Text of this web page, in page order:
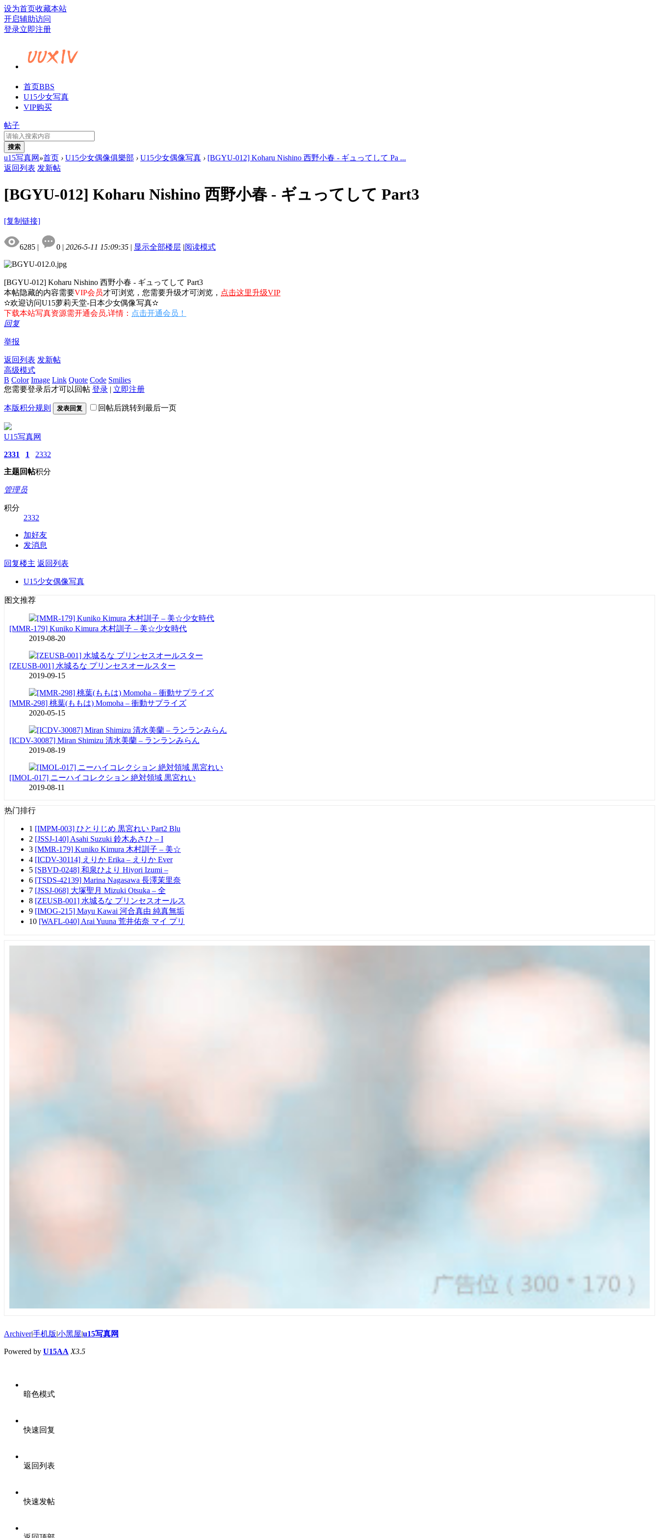
设为首页收藏本站
开启辅助访问
登录立即注册
首页BBS
U15少女写真
VIP购买
帖子
搜索
u15写真网 »首页 › U15少女偶像俱樂部 › U15少女偶像写真 › [BGYU-012] Koharu Nishino 西野小春 - ギュってして Pa ...
返回列表 发新帖
[BGYU-012] Koharu Nishino 西野小春 - ギュってして Part3
[复制链接]
6285 | 0 | 2026-5-11 15:09:35 | 显示全部楼层 |阅读模式
[BGYU-012] Koharu Nishino 西野小春 - ギュってして Part3
本帖隐藏的内容需要VIP会员才可浏览，您需要升级才可浏览， 点击这里升级VIP
✫欢迎访问U15萝莉天堂-日本少女偶像写真✫
下载本站写真资源需开通会员,详情： 点击开通会员！
回复
举报
返回列表 发新帖
高级模式
B Color Image Link Quote Code Smilies
您需要登录后才可以回帖 登录 | 立即注册
本版积分规则 发表回复 回帖后跳转到最后一页
U15写真网
2331
主题
1
回帖
2332
积分
管理员
积分
2332
加好友
发消息
回复楼主 返回列表
U15少女偶像写真
图文推荐
[MMR-179] Kuniko Kimura 木村訓子 – 美☆少女時代
2019-08-20
[ZEUSB-001] 水城るな プリンセスオールスター
2019-09-15
[MMR-298] 桃葉(ももは) Momoha – 衝動サプライズ
2020-05-15
[ICDV-30087] Miran Shimizu 清水美蘭 – ランランみらん
2019-08-19
[IMOL-017] ニーハイコレクション 絶対領域 黒宮れい
2019-08-11
热门排行
1 [IMPM-003] ひとりじめ 黒宮れい Part2 Blu
2 [JSSJ-140] Asahi Suzuki 鈴木あさひ – I
3 [MMR-179] Kuniko Kimura 木村訓子 – 美☆
4 [ICDV-30114] えりか Erika – えりか Ever
5 [SBVD-0248] 和泉ひより Hiyori Izumi –
6 [TSDS-42139] Marina Nagasawa 長澤茉里奈
7 [JSSJ-068] 大塚聖月 Mizuki Otsuka – 全
8 [ZEUSB-001] 水城るな プリンセスオールス
9 [IMOG-215] Mayu Kawai 河合真由 純真無垢
10 [WAFL-040] Arai Yuuna 荒井佑奈 マイ プリ
Archiver|手机版|小黑屋|u15写真网
Powered by U15AA X3.5
暗色模式
快速回复
返回列表
快速发帖